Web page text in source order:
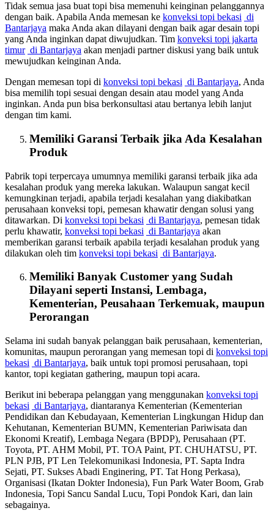
Tidak semua jasa buat topi bisa memenuhi keinginan pelanggannya
dengan baik. Apabila Anda memesan ke konveksi topi bekasi di
Bantarjaya maka Anda akan dilayani dengan baik agar desain topi
yang Anda inginkan dapat diwujudkan. Tim konveksi topi jakarta
timur di Bantarjaya akan menjadi partner diskusi yang baik untuk
mewujudkan keinginan Anda.
Dengan memesan topi di konveksi topi bekasi di Bantarjaya, Anda
bisa memilih topi sesuai dengan desain atau model yang Anda
inginkan. Anda pun bisa berkonsultasi atau bertanya lebih lanjut
dengan tim kami.
Memiliki Garansi Terbaik jika Ada Kesalahan
Produk
Pabrik topi terpercaya umumnya memiliki garansi terbaik jika ada
kesalahan produk yang mereka lakukan. Walaupun sangat kecil
kemungkinan terjadi, apabila terjadi kesalahan yang diakibatkan
perusahaan konveksi topi, pemesan khawatir dengan solusi yang
ditawarkan. Di konveksi topi bekasi di Bantarjaya, pemesan tidak
perlu khawatir, konveksi topi bekasi di Bantarjaya akan
memberikan garansi terbaik apabila terjadi kesalahan produk yang
dilakukan oleh tim konveksi topi bekasi di Bantarjaya.
Memiliki Banyak Customer yang Sudah
Dilayani seperti Instansi, Lembaga,
Kementerian, Peusahaan Terkemuak, maupun
Perorangan
Selama ini sudah banyak pelanggan baik perusahaan, kementerian,
komunitas, maupun perorangan yang memesan topi di konveksi topi
bekasi di Bantarjaya, baik untuk topi promosi perusahaan, topi
kantor, topi kegiatan gathering, maupun topi acara.
Berikut ini beberapa pelanggan yang menggunakan konveksi topi
bekasi di Bantarjaya, diantaranya Kementerian (Kementerian
Pendidikan dan Kebudayaan, Kementerian Lingkungan Hidup dan
Kehutanan, Kementerian BUMN, Kementerian Pariwisata dan
Ekonomi Kreatif), Lembaga Negara (BPDP), Perusahaan (PT.
Toyota, PT. AHM Mobil, PT. TOA Paint, PT. CHUHATSU, PT.
PLN PJB, PT Len Telekomunikasi Indonesia, PT. Sapta Indra
Sejati, PT. Sukses Abadi Enginering, PT. Tat Hong Perkasa),
Organisasi (Ikatan Dokter Indonesia), Fun Park Water Boom, Grab
Indonesia, Topi Sancu Sandal Lucu, Topi Pondok Kari, dan lain
sebagainya.